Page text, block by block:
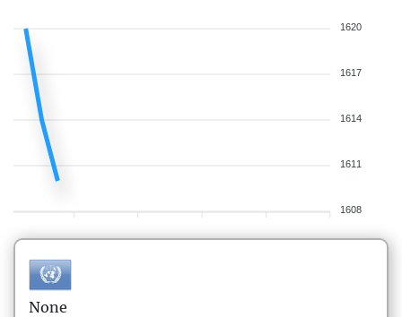
1620
1617
1614
1611
1608
None